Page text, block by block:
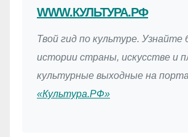
WWW.КУЛЬТУРА.РФ
Твой гид по культуре. Узнайте
истории страны, искусстве и
культурные выходные на
«Культура.РФ»